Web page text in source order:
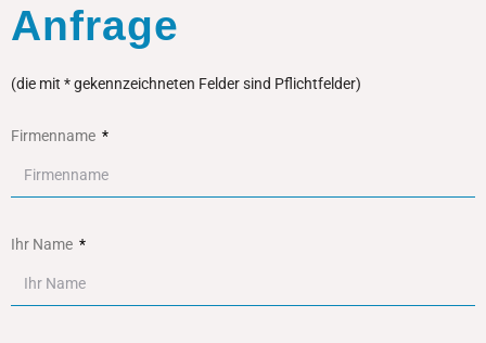
Anfrage
(die mit * gekennzeichneten Felder sind Pflichtfelder)
Firmenname
Ihr Name